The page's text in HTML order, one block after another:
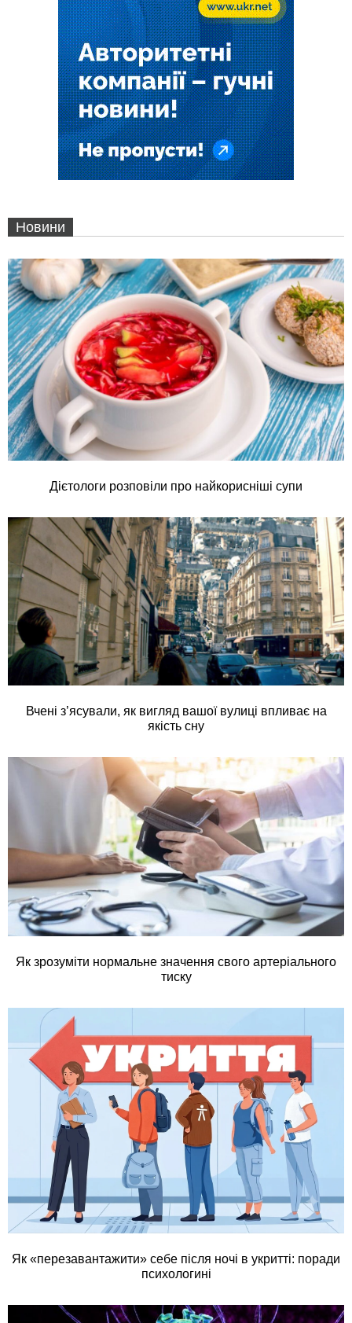
Новини
Дієтологи розповіли про найкорисніші супи
Вчені з’ясували, як вигляд вашої вулиці впливає на
якість сну
Як зрозуміти нормальне значення свого артеріального
тиску
Як «перезавантажити» себе після ночі в укритті: поради
психологині